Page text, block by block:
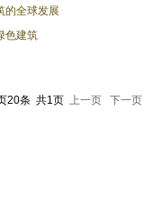
的全球发展
色建筑
20条 共1页 上一页 下一页